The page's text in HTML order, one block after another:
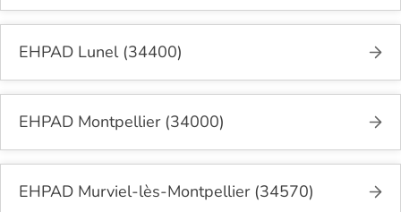
EHPAD Lunel (34400)
EHPAD Montpellier (34000)
EHPAD Murviel-lès-Montpellier (34570)